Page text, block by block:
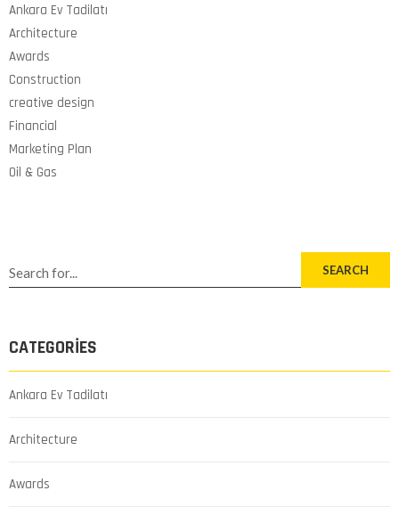
Ankara Ev Tadilatı
Architecture
Awards
Construction
creative design
Financial
Marketing Plan
Oil & Gas
SEARCH
CATEGORIES
Ankara Ev Tadilatı
Architecture
Awards